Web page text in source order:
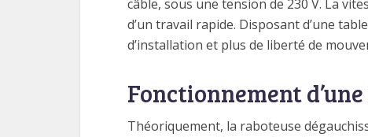
câble, sous une tension de 230 V. La
d’un travail rapide. Disposant d’une
d’installation et plus de liberté de
Fonctionnement
Théoriquement, la raboteuse